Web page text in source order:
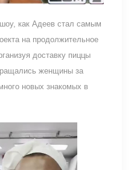
как Адеев стал самым
на продолжительное
доставку пиццы
женщины за
новых знакомых в